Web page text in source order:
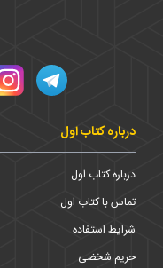
درباره کتاب اول
درباره کتاب اول
تماس با کتاب اول
شرایط استفاده
حریم شخضی